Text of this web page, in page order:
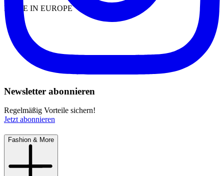
MADE IN EUROPE
Newsletter abonnieren
Regelmäßig Vorteile sichern!
Jetzt abonnieren
Fashion & More